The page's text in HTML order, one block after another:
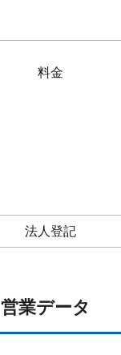
料金
法人登記
営業データ